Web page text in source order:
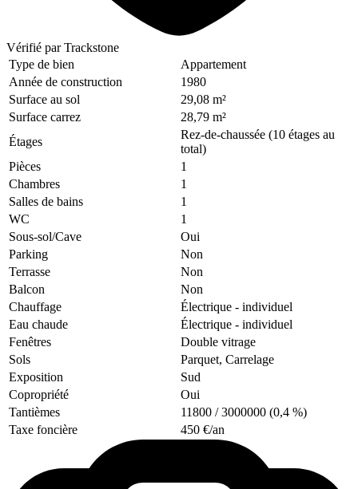
Vérifié par Trackstone
Type de bien
Appartement
Année de construction
1980
Surface au sol
29,08 m²
Surface carrez
28,79 m²
Étages
Rez-de-chaussée (10 étages au
total)
Pièces
1
Chambres
1
Salles de bains
1
WC
1
Sous-sol/Cave
Oui
Parking
Non
Terrasse
Non
Balcon
Non
Chauffage
Électrique - individuel
Eau chaude
Électrique - individuel
Fenêtres
Double vitrage
Sols
Parquet, Carrelage
Exposition
Sud
Copropriété
Oui
Tantièmes
11800 / 3000000 (0,4 %)
Taxe foncière
450 €/an